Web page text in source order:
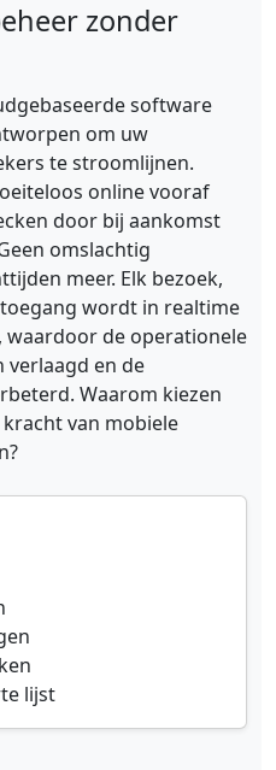
zonder
software
om uw
te stroomlijnen.
online vooraf
door bij aankomst
omslachtig
meer. Elk bezoek,
wordt in realtime
de operationele
verlaagd en de
Waarom kiezen
van mobiele
lijst